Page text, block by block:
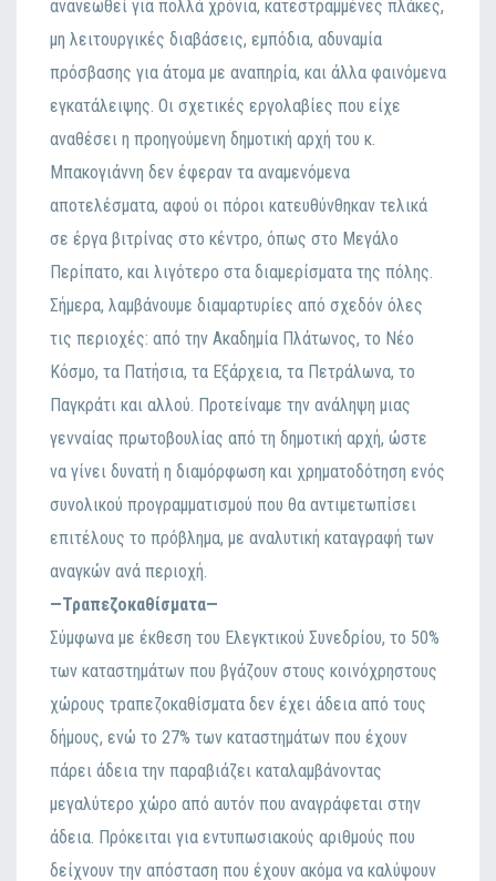
ανανεωθεί για πολλά χρόνια, κατεστραμμένες πλάκες,
μη λειτουργικές διαβάσεις, εμπόδια, αδυναμία
πρόσβασης για άτομα με αναπηρία, και άλλα φαινόμενα
εγκατάλειψης. Οι σχετικές εργολαβίες που είχε
αναθέσει η προηγούμενη δημοτική αρχή του κ.
Μπακογιάννη δεν έφεραν τα αναμενόμενα
αποτελέσματα, αφού οι πόροι κατευθύνθηκαν τελικά
σε έργα βιτρίνας στο κέντρο, όπως στο Μεγάλο
Περίπατο, και λιγότερο στα διαμερίσματα της πόλης.
Σήμερα, λαμβάνουμε διαμαρτυρίες από σχεδόν όλες
τις περιοχές: από την Ακαδημία Πλάτωνος, το Νέο
Κόσμο, τα Πατήσια, τα Εξάρχεια, τα Πετράλωνα, το
Παγκράτι και αλλού. Προτείναμε την ανάληψη μιας
γενναίας πρωτοβουλίας από τη δημοτική αρχή, ώστε
να γίνει δυνατή η διαμόρφωση και χρηματοδότηση ενός
συνολικού προγραμματισμού που θα αντιμετωπίσει
επιτέλους το πρόβλημα, με αναλυτική καταγραφή των
αναγκών ανά περιοχή.
—Τραπεζοκαθίσματα—
Σύμφωνα με έκθεση του Ελεγκτικού Συνεδρίου, το 50%
των καταστημάτων που βγάζουν στους κοινόχρηστους
χώρους τραπεζοκαθίσματα δεν έχει άδεια από τους
δήμους, ενώ το 27% των καταστημάτων που έχουν
πάρει άδεια την παραβιάζει καταλαμβάνοντας
μεγαλύτερο χώρο από αυτόν που αναγράφεται στην
άδεια. Πρόκειται για εντυπωσιακούς αριθμούς που
δείχνουν την απόσταση που έχουν ακόμα να καλύψουν